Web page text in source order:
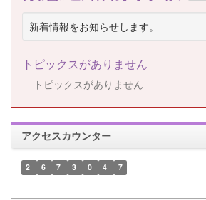
新着情報をお知らせします。
トピックスがありません
トピックスがありません
アクセスカウンター
2 6 7 3 0 4 7